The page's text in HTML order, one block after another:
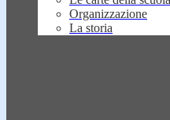
Organizzazione
La storia